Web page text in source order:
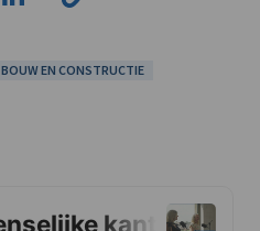
BOUW EN CONSTRUCTIE